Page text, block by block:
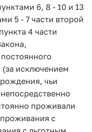
6, 8 - 10 и 13
5 - 7 части второй
4 части
исключением
чьи
проживали
с